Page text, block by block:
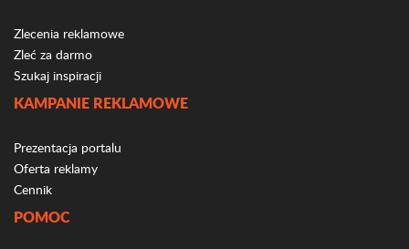
Zlecenia reklamowe
Zleć za darmo
Szukaj inspiracji
KAMPANIE REKLAMOWE
Prezentacja portalu
Oferta reklamy
Cennik
POMOC